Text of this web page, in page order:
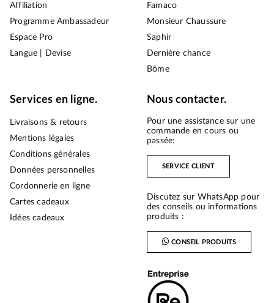
Affiliation
Programme Ambassadeur
Espace Pro
Langue | Devise
Famaco
Monsieur Chaussure
Saphir
Dernière chance
Bōme
Services en ligne.
Livraisons & retours
Mentions légales
Conditions générales
Données personnelles
Cordonnerie en ligne
Cartes cadeaux
Idées cadeaux
Nous contacter.
Pour une assistance sur une
commande en cours ou
passée:
SERVICE CLIENT
Discutez sur WhatsApp pour
des conseils ou informations
produits :
CONSEIL PRODUITS